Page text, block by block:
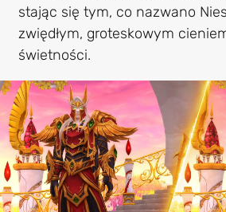
stając się tym, co nazwano
zwiędłym, groteskowym
świetności.